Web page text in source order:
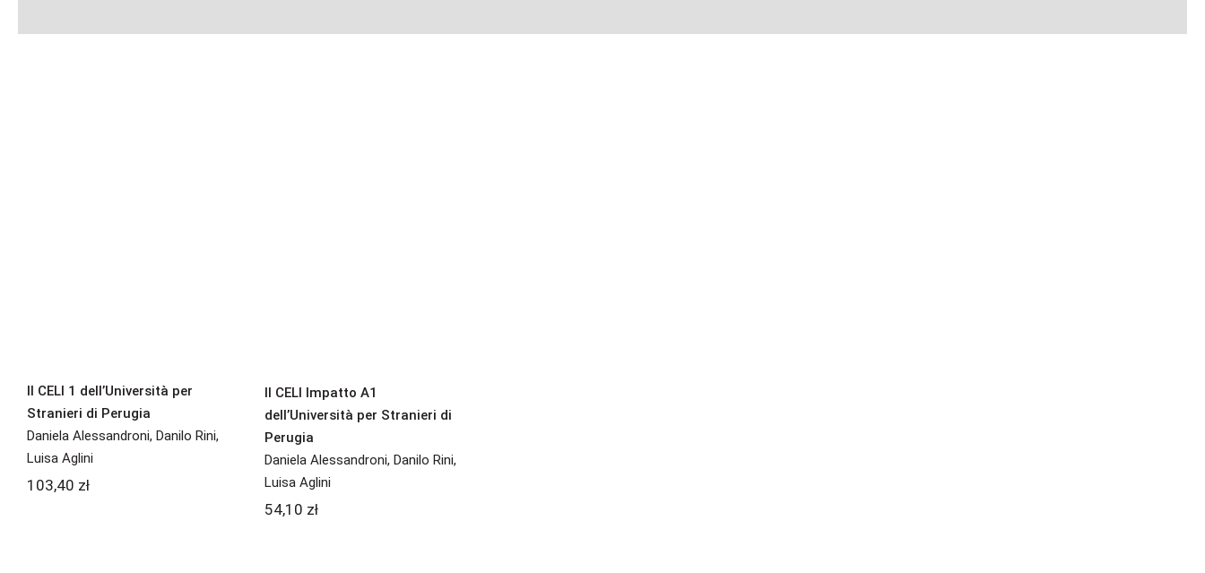
Il CELI 1 dell’Università per
Stranieri di Perugia
Daniela Alessandroni, Danilo Rini,
Luisa Aglini
103,40 zł
Il CELI Impatto A1
dell’Università per Stranieri di
Perugia
Daniela Alessandroni, Danilo Rini,
Luisa Aglini
54,10 zł